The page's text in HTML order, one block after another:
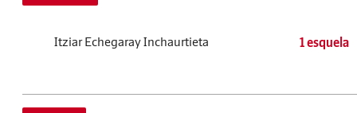
Itziar Echegaray Inchaurtieta 1 esquela